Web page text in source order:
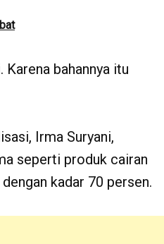
bahannya itu
Irma Suryani,
seperti produk cairan
kadar 70 persen.